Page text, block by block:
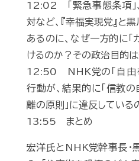
12:02 「緊急事態条項」
対など、『幸福実現党』と
あるのに、なぜ一方的に「
けるのか？その政治目的
12:50 NHK党の「自由
行動が、結果的に「信教の
離の原則」に違反している
13:55 まとめ
宏洋氏とNHK党幹事長・